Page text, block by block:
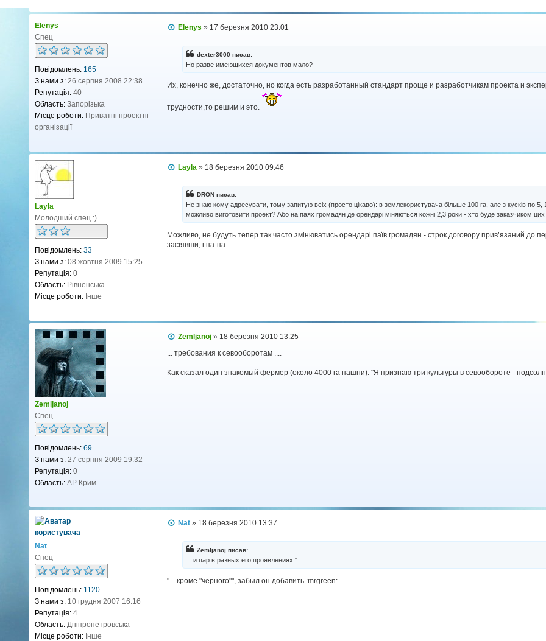
Elenys
Спец
Повідомлень: 165
З нами з: 26 серпня 2008 22:38
Репутація: 40
Область: Запорізька
Місце роботи: Приватні проектні
організації
П
л
н
Elenys » 17 березня 2010 23:01
dexter3000 писав:
Но разве имеющихся документов мало?
Их, конечно же, достаточно, но когда есть разработанный стандарт проще и разработчикам проекта и
трудности,то решим и это.
Layla
Молодший спец :)
Повідомлень: 33
З нами з: 08 жовтня 2009 15:25
Репутація: 0
Область: Рівненська
Місце роботи: Інше
П
е
н
Layla » 18 березня 2010 09:46
DRON писав:
Не знаю кому адресувати, тому запитую всіх (просто цікаво): в землекористувача більше 100 га, але з кусків по 5,
можливо виготовити проект? Або на паях громадян де орендарі міняються кожні 2,3 роки - хто буде заказчиком цих
Можливо, не будуть тепер так часто змінюватись орендарі паїв громадян - строк договору прив’язаний до
засіявши, і па-па...
Zemljanoj
Спец
Повідомлень: 69
З нами з: 27 серпня 2009 19:32
Репутація: 0
Область: АР Крим
П
в
д
Zemljanoj » 18 березня 2010 13:25
... требования к севооборотам ....
Как сказал один знакомый фермер (около 4000 га пашни): "Я признаю три культуры в севообороте -
Nat
Спец
Повідомлень: 1120
З нами з: 10 грудня 2007 16:16
Репутація: 4
Область: Дніпропетровська
Місце роботи: Інше
П
л
Nat » 18 березня 2010 13:37
Zemljanoj писав:
... и пар в разных его проявлениях."
"... кроме "черного"", забыл он добавить :mrgreen: